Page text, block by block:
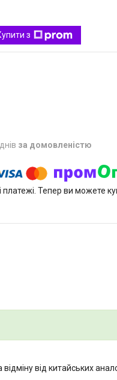
з
за домовленістю
платежі. Тепер ви можете
від китайських